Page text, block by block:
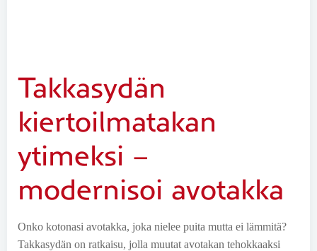
Takkasydän
kiertoilmatakan
ytimeksi –
modernisoi avotakka
Onko kotonasi avotakka, joka nielee puita mutta ei lämmitä?
Takkasydän on ratkaisu, jolla muutat avotakan tehokkaaksi